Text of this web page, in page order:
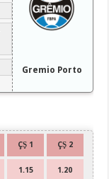
Gremio Porto
ÇŞ 1 ÇŞ 2
1.15 1.20